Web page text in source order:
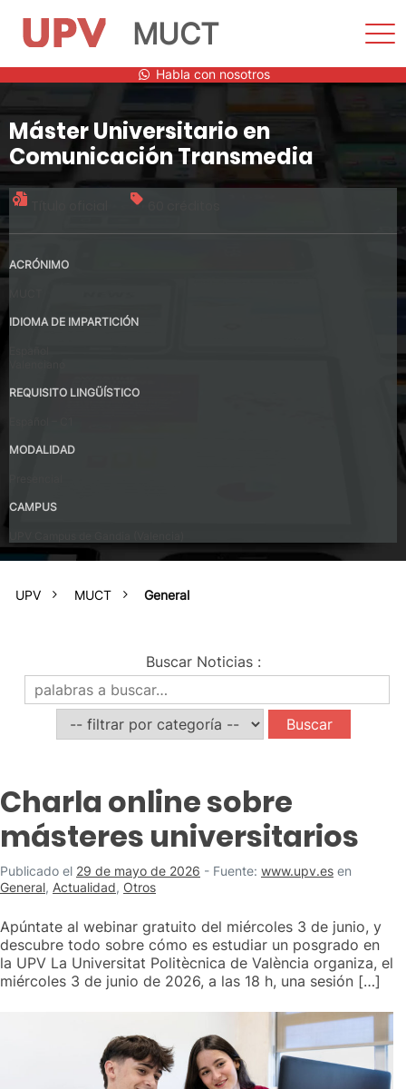
contenido
MUCT
Habla con nosotros
Máster Universitario en
Comunicación Transmedia
ACRÓNIMO
IDIOMA DE IMPARTICIÓN
REQUISITO LINGÜÍSTICO
MODALIDAD
CAMPUS
UPV MUCT General
Buscar Noticias:
Charla online sobre
másteres universitarios
Publicado el 29 de mayo de 2026 - Fuente: www.upv.es en
General, Actualidad, Otros
Apúntate al webinar gratuito del miércoles 3 de junio, y
descubre todo sobre cómo es estudiar un posgrado en
la UPV La Universitat Politècnica de València organiza, el
miércoles 3 de junio de 2026, a las 18 h, una sesión […]